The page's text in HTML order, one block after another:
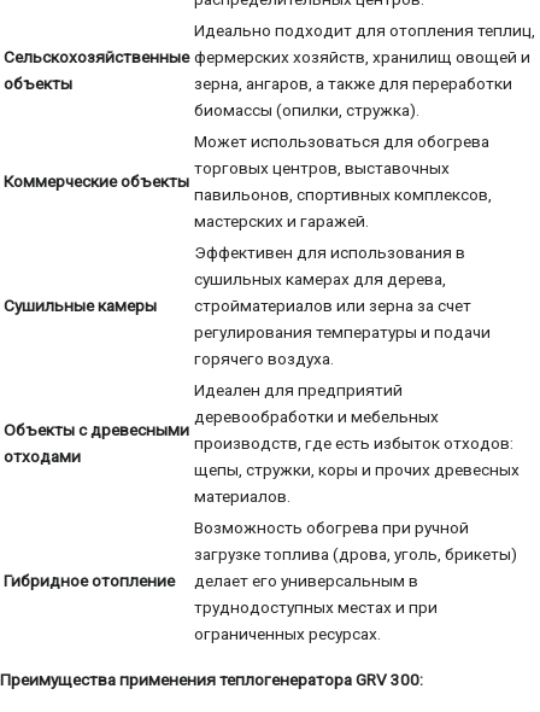
Сельскохозяйственные
объекты
Идеально подходит для отопления теплиц,
фермерских хозяйств, хранилищ овощей и
зерна, ангаров, а также для переработки
биомассы (опилки, стружка).
Коммерческие объекты
Может использоваться для обогрева
торговых центров, выставочных
павильонов, спортивных комплексов,
мастерских и гаражей.
Сушильные камеры
Эффективен для использования в
сушильных камерах для дерева,
стройматериалов или зерна за счет
регулирования температуры и подачи
горячего воздуха.
Объекты с древесными
отходами
Идеален для предприятий
деревообработки и мебельных
производств, где есть избыток отходов:
щепы, стружки, коры и прочих древесных
материалов.
Гибридное отопление
Возможность обогрева при ручной
загрузке топлива (дрова, уголь, брикеты)
делает его универсальным в
труднодоступных местах и при
ограниченных ресурсах.
Преимущества применения теплогенератора GRV 300: